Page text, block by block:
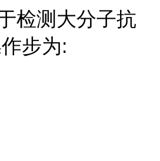
检测大分子抗
步为: